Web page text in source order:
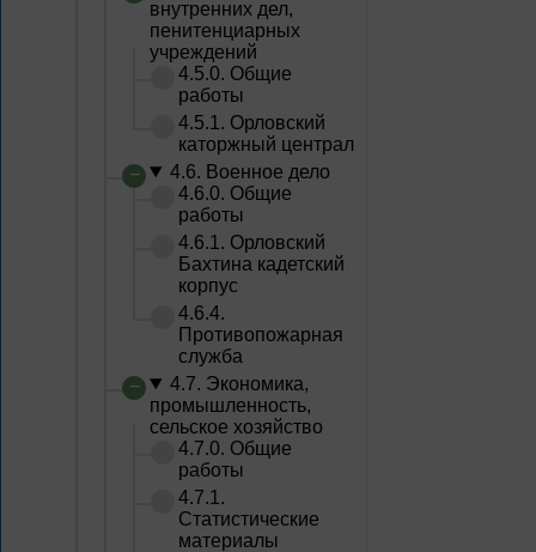
внутренних дел,
пенитенциарных
учреждений
4.5.0. Общие
работы
4.5.1. Орловский
каторжный централ
4.6. Военное дело
4.6.0. Общие
работы
4.6.1. Орловский
Бахтина кадетский
корпус
4.6.4.
Противопожарная
служба
4.7. Экономика,
промышленность,
сельское хозяйство
4.7.0. Общие
работы
4.7.1.
Статистические
материалы